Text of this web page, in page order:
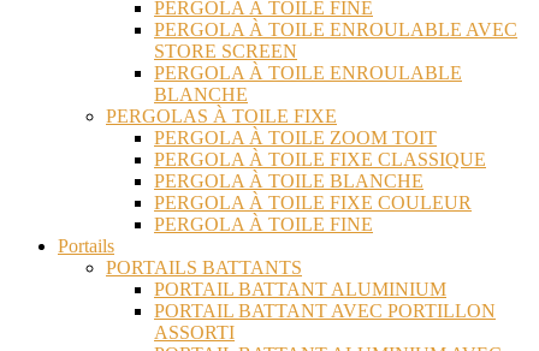
PERGOLA À TOILE FINE
PERGOLA À TOILE ENROULABLE AVEC
STORE SCREEN
PERGOLA À TOILE ENROULABLE
BLANCHE
PERGOLAS À TOILE FIXE
PERGOLA À TOILE ZOOM TOIT
PERGOLA À TOILE FIXE CLASSIQUE
PERGOLA À TOILE BLANCHE
PERGOLA À TOILE FIXE COULEUR
PERGOLA À TOILE FINE
Portails
PORTAILS BATTANTS
PORTAIL BATTANT ALUMINIUM
PORTAIL BATTANT AVEC PORTILLON
ASSORTI